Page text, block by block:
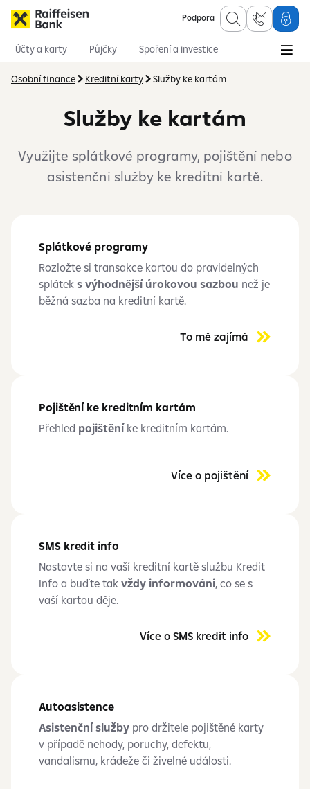
Podpora
Účty a karty Půjčky
Spoření a investice
Osobní finance
Kreditní karty Služby ke kartám
Služby ke kartám
Využijte splátkové programy, pojištění nebo
asistenční služby ke kreditní kartě.
Splátkové programy
Rozložte si transakce kartou do pravidelných
splátek s výhodnější úrokovou sazbou než je
běžná sazba na kreditní kartě.
To mě zajímá
Pojištění ke kreditním kartám
Přehled pojištěníke kreditním kartám.
Více o pojištění
SMS kredit info
Nastavte si na vaší kreditní kartě službu Kredit
Info a buďte tak vždy informováni, co se s
vaší kartou děje.
Více o SMS kredit info
Autoasistence
Asistenční služby pro držitele pojištěné karty
v případě nehody, poruchy, defektu,
vandalismu, krádeže či živelné události.